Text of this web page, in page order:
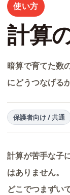
使い方
計算
暗算で育てた数
にどうつなげる
保護者向け / 共通
計算が苦手な子
はありません。
どこでつまずい